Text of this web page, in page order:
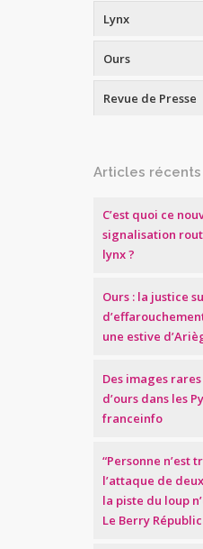
Lynx
Ours
Revue de Presse
Articles récents
C’est quoi ce
signalisation
lynx ?
Ours : la justice
une estive
Des images
d’ours dans les
franceinfo
“Personne n’est
l’attaque de
la piste du loup
Le Berry